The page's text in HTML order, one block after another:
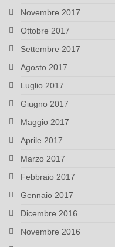
Novembre 2017
Ottobre 2017
Settembre 2017
Agosto 2017
Luglio 2017
Giugno 2017
Maggio 2017
Aprile 2017
Marzo 2017
Febbraio 2017
Gennaio 2017
Dicembre 2016
Novembre 2016